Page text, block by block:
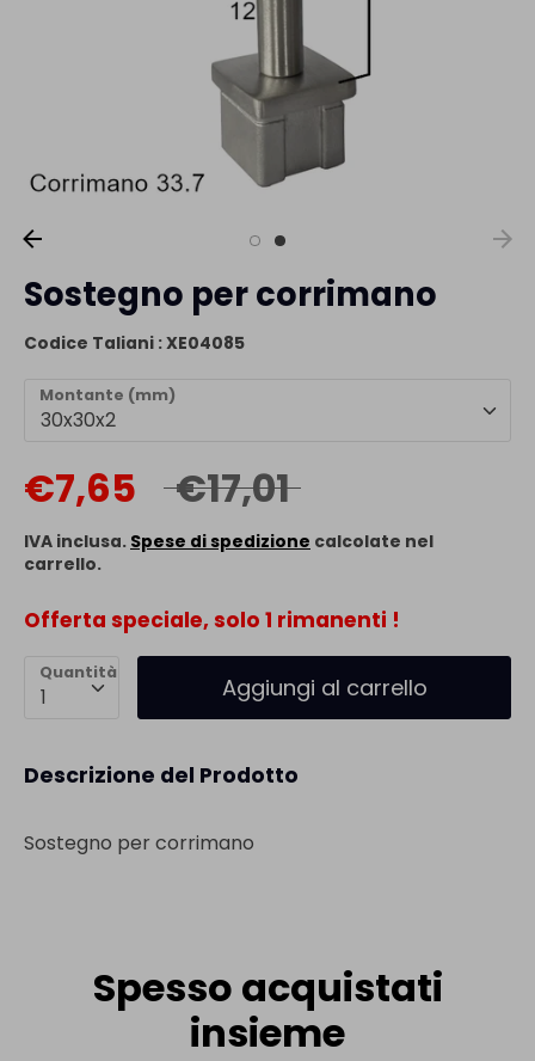
Sostegno per corrimano
Codice Taliani :XE04085
Montante (mm)
30x30x2
€7,65 Prezzo
regolare
€17,01
IVA inclusa. Spese di spedizione calcolate nel
carrello.
Offerta speciale, solo 1 rimanenti !
Quantità
1 Aggiungi al carrello
Descrizione del Prodotto
Sostegno per corrimano
Spesso acquistati
insieme